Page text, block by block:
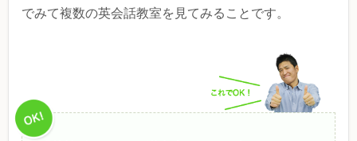
でみて複数の英会話教室を見てみることです。